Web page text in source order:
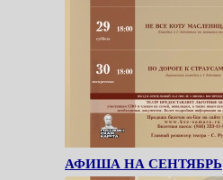
АФИША НА СЕНТЯБРЬ